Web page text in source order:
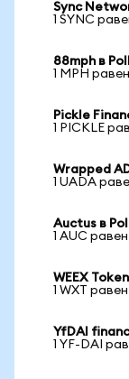
Sync
1 SYNC
88mph в
1 MPH
Pickle
1 PICKLE
Wrapped
1 UADA
Auctus в
1 AUC
WEEX
1 WXT
YfDAI
1 YF-DAI